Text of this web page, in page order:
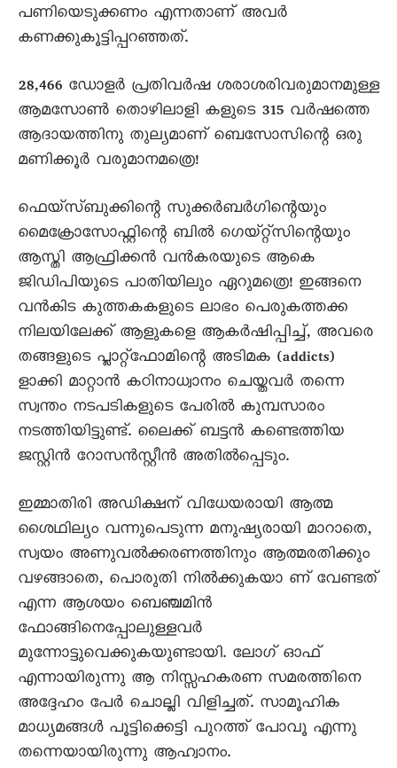
പണിയെടുക്കണം എന്നതാണ് അവർ
കണക്കുകൂട്ടിപ്പറഞ്ഞത്.
28,466 ഡോളർ പ്രതിവർഷ ശരാശരിവരുമാനമുള്ള
ആമസോൺ തൊഴിലാളി കളുടെ 315 വർഷത്തെ
ആദായത്തിനു തുല്യമാണ് ബെസോസിന്റെ ഒരു
മണിക്കൂർ വരുമാനമത്രെ!
ഫെയ്സ്ബുക്കിന്റെ സുക്കർബർഗിന്റെയും
മൈക്രോസോഫ്റ്റിന്റെ ബിൽ ഗെയ്റ്റ്സിന്റെയും
ആസ്തി ആഫ്രിക്കൻ വൻകരയുടെ ആകെ
ജിഡിപിയുടെ പാതിയിലും ഏറുമത്രെ! ഇങ്ങനെ
വൻകിട കുത്തകകളുടെ ലാഭം പെരുകത്തക്ക
നിലയിലേക്ക് ആളുകളെ ആകർഷിപ്പിച്ച്, അവരെ
തങ്ങളുടെ പ്ലാറ്റ്ഫോമിന്റെ അടിമക (addicts)
ളാക്കി മാറ്റാൻ കഠിനാധ്വാനം ചെയ്തവർ തന്നെ
സ്വന്തം നടപടികളുടെ പേരിൽ കുമ്പസാരം
നടത്തിയിട്ടുണ്ട്. ലൈക്ക് ബട്ടൻ കണ്ടെത്തിയ
ജസ്റ്റിൻ റോസൻസ്റ്റീൻ അതിൽപ്പെടും.
ഇമ്മാതിരി അഡിക്ഷന് വിധേയരായി ആത്മ
ശൈഥില്യം വന്നുപെടുന്ന മനുഷ്യരായി മാറാതെ,
സ്വയം അണുവൽക്കരണത്തിനും ആത്മരതിക്കും
വഴങ്ങാതെ, പൊരുതി നിൽക്കുകയാ ണ് വേണ്ടത്
എന്ന ആശയം ബെഞ്ചമിൻ
ഫോങ്ങിനെപ്പോലുള്ളവർ
മുന്നോട്ടുവെക്കുകയുണ്ടായി. ലോഗ് ഓഫ്
എന്നായിരുന്നു ആ നിസ്സഹകരണ സമരത്തിനെ
അദ്ദേഹം പേർ ചൊല്ലി വിളിച്ചത്. സാമൂഹിക
മാധ്യമങ്ങൾ പൂട്ടിക്കെട്ടി പുറത്ത് പോവൂ എന്നു
തന്നെയായിരുന്നു ആഹ്വാനം.